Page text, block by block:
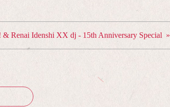
& Renai Idenshi XX dj - 15th Anniversary Special